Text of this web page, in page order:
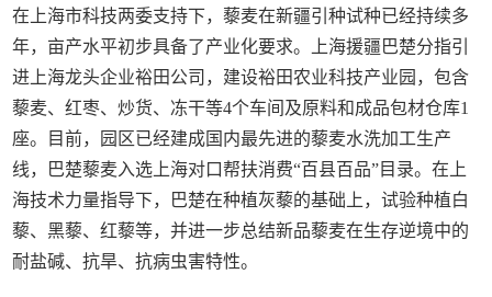
在上海市科技两委支持下，藜麦在新疆引种试种已经持续多
年，亩产水平初步具备了产业化要求。上海援疆巴楚分指引
进上海龙头企业裕田公司，建设裕田农业科技产业园，包含
藜麦、红枣、炒货、冻干等4个车间及原料和成品包材仓库1
座。目前，园区已经建成国内最先进的藜麦水洗加工生产
线，巴楚藜麦入选上海对口帮扶消费“百县百品”目录。在上
海技术力量指导下，巴楚在种植灰藜的基础上，试验种植白
藜、黑藜、红藜等，并进一步总结新品藜麦在生存逆境中的
耐盐碱、抗旱、抗病虫害特性。